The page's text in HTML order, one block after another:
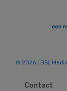
© 2026 | BSL
Contact